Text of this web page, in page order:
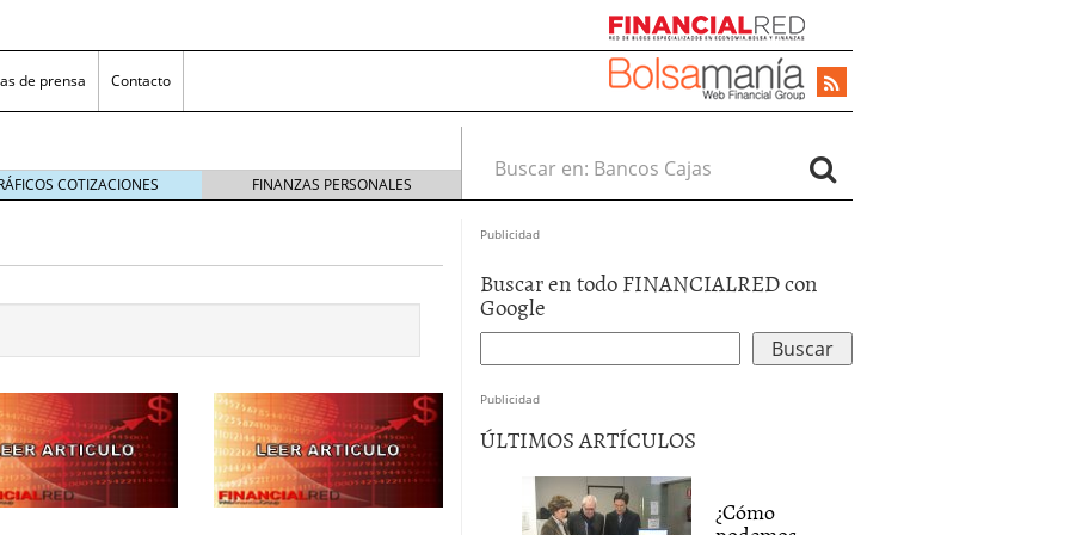
de prensa Contacto
Banco mayo 23, 2014
bancarias mayo 19, 2014
hacer ganar a los clientes abril 11, 2014
la opciones para conseguir efectivo abril 4, 2014
COTIZACIONES FINANZAS PERSONALES
Buscar en:
Publicidad
Buscar en todo FINANCIALRED con
Google
Publicidad
ÚLTIMOS ARTÍCULOS
¿Cómo